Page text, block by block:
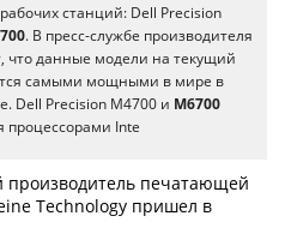
станций: Dell Precision
. В пресс-службе производителя
что данные модели на текущий
самыми мощными в мире в
Dell Precision M4700 и M6700
процессорами Inte
производитель печатающей
Technology пришел в